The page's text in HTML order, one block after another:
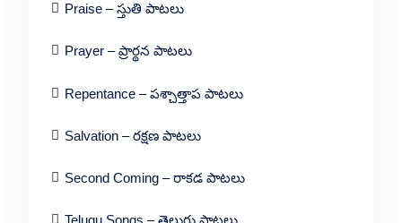
Praise – స్తుతి పాటలు
Prayer – ప్రార్థన పాటలు
Repentance – పశ్చాత్తాప పాటలు
Salvation – రక్షణ పాటలు
Second Coming – రాకడ పాటలు